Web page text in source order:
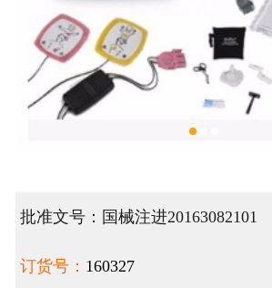
批准文号：国械注进20163082101
订货号： 160327